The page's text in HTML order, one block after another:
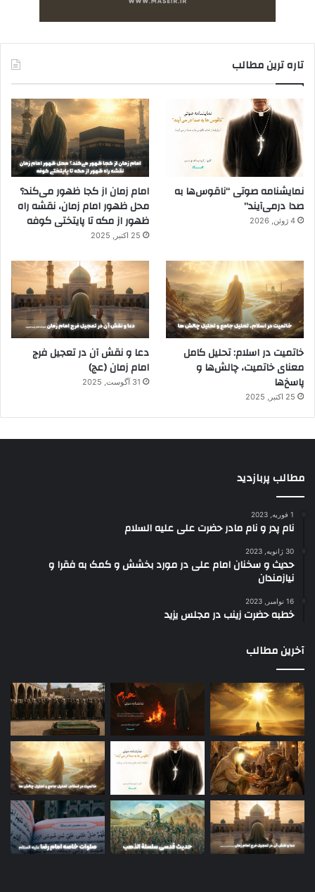
تاره ترین مطالب
نمایشنامه صوتی “ناقوس‌ها به
صدا در‌می‌آیند”
4 ژوئن, 2026
امام زمان از کجا ظهور می‌کند؟
محل ظهور امام زمان، نقشه راه
ظهور از مکه تا پایتختی کوفه
25 اکتبر, 2025
خاتمیت در اسلام: تحلیل کامل
معنای خاتمیت، چالش‌ها و
پاسخ‌ها
25 اکتبر, 2025
دعا و نقش آن در تعجیل فرج
امام زمان (عج)
31 آگوست, 2025
مطالب پربازدید
1 فوریه, 2023
نام پدر و نام مادر حضرت علی علیه السلام
30 ژانویه, 2023
حدیث و سخنان امام علی در مورد بخشش و کمک به فقرا و
نیازمندان
16 نوامبر, 2023
خطبه حضرت زینب در مجلس یزید
آخرین مطالب